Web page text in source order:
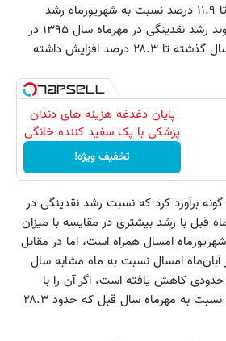
تومان اعلام شده بود که تا ۱۱.۹ درصد نسبت به شهریورماه رشد
داشت. در عین حال که روند رشد نقدینگی در مهرماه سال ۱۳۹۵ در
مقایسه با همین ماه در سال گذشته تا ۲۸.۳ درصد افزایش داشته
پایان دغدغه هزینه های دندان
پزشکی با پک سفید کننده خانگی
تخفیف ویژه!
برآورد کرد که نسبت رشد نقدینگی در
قبل با رشد بیشتری در مقایسه با میزان
امسال همراه است، اما در مقابل
امسال نسبت به ماه مشابه سال
تا حدودی کاهش یافته است، اگر آن را با
میزان رشد مهرماه امسال نسبت به مهرماه سال قبل که حدود ۲۸.۳